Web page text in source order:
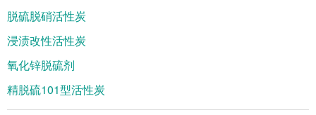
脱硫脱硝活性炭
浸渍改性活性炭
氧化锌脱硫剂
精脱硫101型活性炭